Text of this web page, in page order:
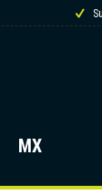
MX